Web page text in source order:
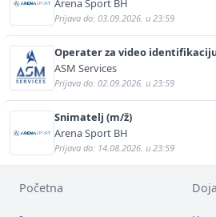
Arena Sport BH
Prijava do: 03.09.2026. u 23:59
Operater za video
(m/ž)
ASM Services
Prijava do: 02.09.2026. u 23:59
Snimatelj (m/ž)
Arena Sport BH
Prijava do: 14.08.2026. u 23:59
Početna